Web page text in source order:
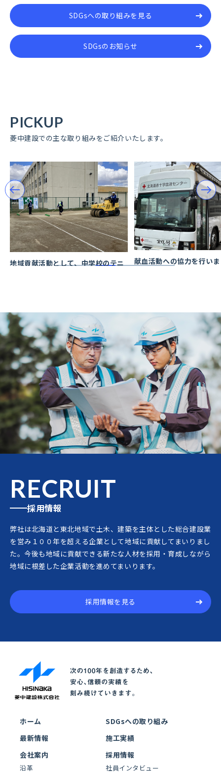
SDGsへの取り組みを見る
SDGsのお知らせ
PICKUP
菱中建設での主な取り組みをご紹介いたします。
地域貢献活動として、中学校のテニ
献血活動への協力を行い
RECRUIT
採用情報
弊社は北海道と東北地域で土木、建築を主体とした総合建設業
を営み１００年を超える企業として地域に貢献してまいりまし
た。今後も地域に貢献できる新たな人材を採用・育成しながら
地域に根差した企業活動を進めてまいります。
採用情報を見る
ホーム
最新情報
会社案内
沿革
SDGsへの取り組み
施工実績
採用情報
社員インタビュー